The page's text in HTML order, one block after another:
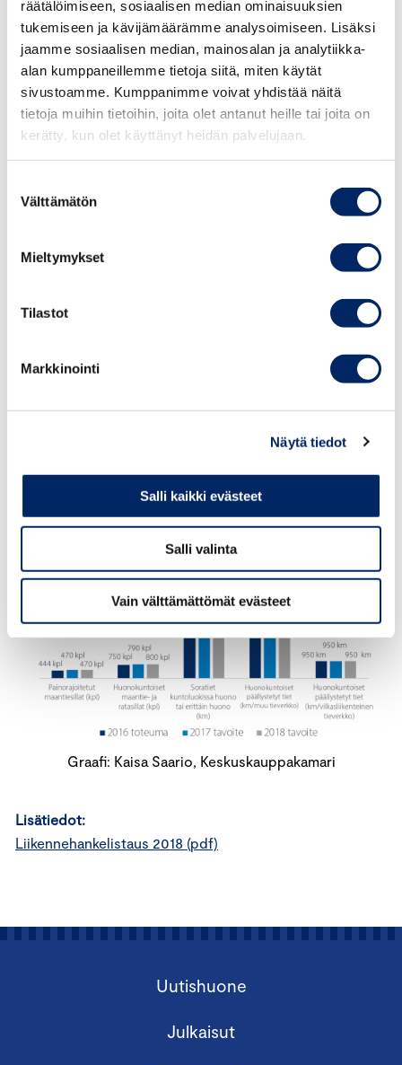
räätälöimiseen, sosiaalisen median ominaisuuksien
tukemiseen ja kävijämäärämme analysoimiseen. Lisäksi
jaamme sosiaalisen median, mainosalan ja analytiikka-
alan kumppaneillemme tietoja siitä, miten käytät
sivustoamme. Kumppanimme voivat yhdistää näitä
tietoja muihin tietoihin, joita olet antanut heille tai joita on
kerätty, kun olet käyttänyt heidän palvelujaan.
valinta
Välttämätön
Mieltymykset
Tilastot
Markkinointi
Näytä tiedot
Salli kaikki evästeet
Salli valinta
Vain välttämättömät evästeet
keskeisellä kilpailijamaalla. Hyvillä liikenneyhteyksillä
on ainakin osittain mahdollista kompensoida
etäisyyksien aiheuttamaa haittaa kilpailukyvylle.
“On todella huolestuttavaa, että vientireittien
sujuvuus on vaarassa heikentyä rahoitustason
heittelehtimisen vuoksi. Puolueiden keväällä
väylien kuntoon ei saa unohtaa tai siirtää
Ruotsista jälkeen, mikäli rahoitus ei ole riittävää
ylläpitämiseen”, Saario sanoo.
miljoonan euron lisäys tulisi vasta vuonna 2022.
aikaistamista. Saarion mukaan asiaan olisikin syytä
Graafi: Kaisa Saario, Keskuskauppakamari
Lisätiedot:
Liikennehankelistaus 2018 (pdf)
Uutishuone
Julkaisut